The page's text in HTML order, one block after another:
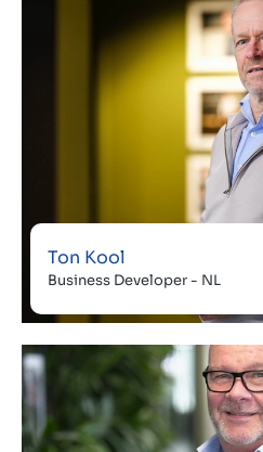
Ton Kool
Business Developer - NL